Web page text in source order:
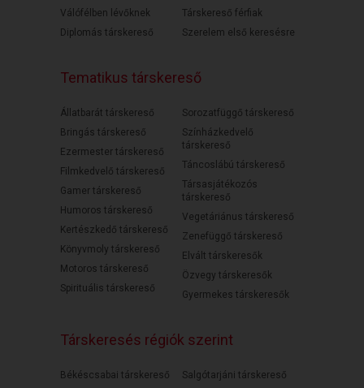
Válófélben lévőknek
Diplomás társkereső
Társkereső férfiak
Szerelem első keresésre
Tematikus társkereső
Állatbarát társkereső
Bringás társkereső
Ezermester társkereső
Filmkedvelő társkereső
Gamer társkereső
Humoros társkereső
Kertészkedő társkereső
Könyvmoly társkereső
Motoros társkereső
Spirituális társkereső
Sorozatfüggő társkereső
Színházkedvelő
társkereső
Táncoslábú társkereső
Társasjátékozós
társkereső
Vegetáriánus társkereső
Zenefüggő társkereső
Elvált társkeresők
Özvegy társkeresők
Gyermekes társkeresők
Társkeresés régiók szerint
Békéscsabai társkereső
Salgótarjáni társkereső